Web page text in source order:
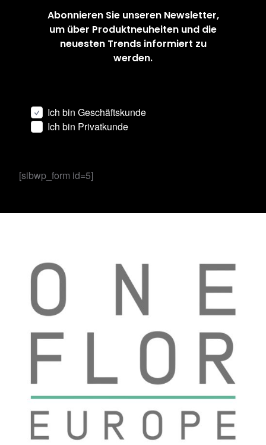
Abonnieren Sie unseren Newsletter,
um über Produktneuheiten und die
neuesten Trends informiert zu
werden.
Ich bin Geschäftskunde
Ich bin Privatkunde
[sibwp_form id=5]